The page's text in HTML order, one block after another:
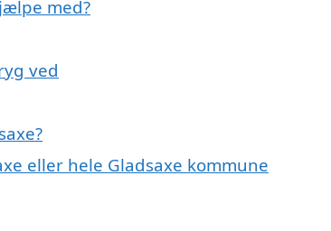
med?
ved
eller hele Gladsaxe kommune